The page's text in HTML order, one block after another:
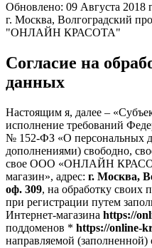
Обновлено: 09 Августа 2018
г. Москва, Волгоградский
"ОНЛАЙН КРАСОТА"
Согласие на
данных
Настоящим я, далее –
исполнение требований
№ 152-ФЗ «О персональных
дополнениями) свободно,
свое ООО «ОНЛАЙН
магазин», адрес: г. Москва,
оф. 309, на обработку своих
при регистрации путем
Интернет-магазина https://
поддоменов * https://online-
направляемой (заполненной)